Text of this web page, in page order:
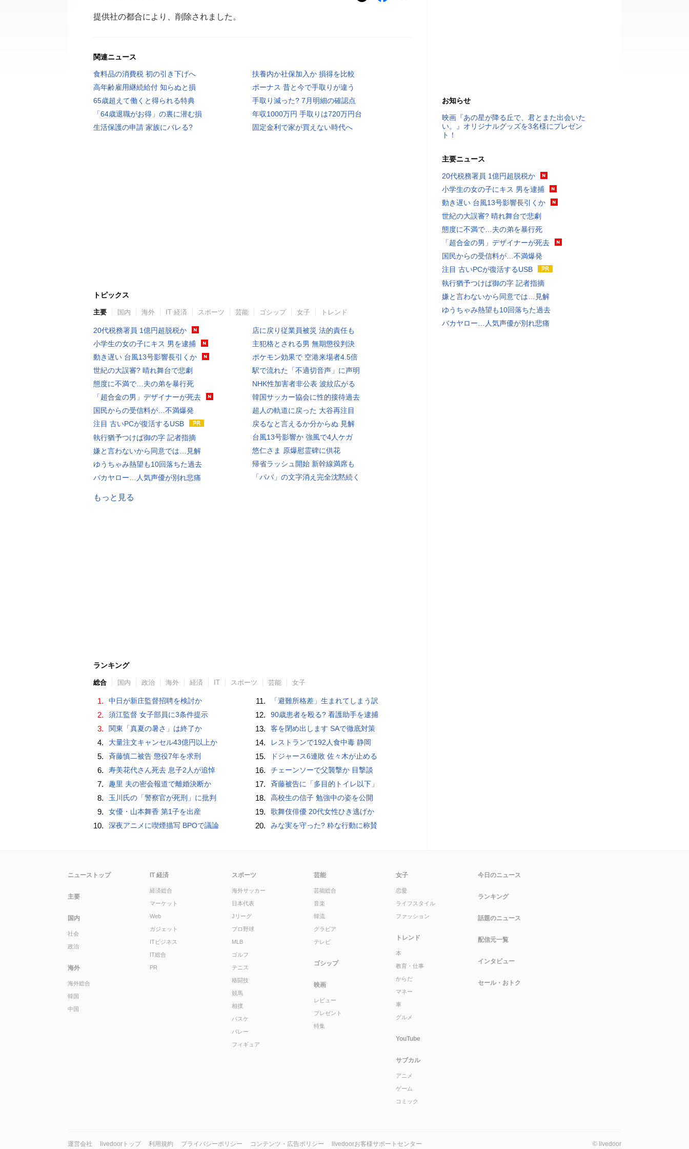
提供社の都合により、削除されました。
関連ニュース
食料品の消費税 初の引き下げへ
扶養内か社保加入か 損得を比較
高年齢雇用継続給付 知らぬと損
ボーナス 昔と今で手取りが違う
65歳超えて働くと得られる特典
手取り減った? 7月明細の確認点
「64歳退職がお得」の裏に潜む損
年収1000万円 手取りは720万円台
生活保護の申請 家族にバレる?
固定金利で家が買えない時代へ
トピックス
主要 国内 海外 IT 経済 スポーツ 芸能 ゴシップ 女子 トレンド
20代税務署員 1億円超脱税か
小学生の女の子にキス 男を逮捕
動き遅い 台風13号影響長引くか
世紀の大誤審? 晴れ舞台で悲劇
態度に不満で…夫の弟を暴行死
「超合金の男」デザイナーが死去
国民からの受信料が…不満爆発
注目 古いPCが復活するUSB
執行猶予つけば御の字 記者指摘
嫌と言わないから同意では…見解
ゆうちゃみ熱望も10回落ちた過去
バカヤロー…人気声優が別れ悲痛
店に戻り従業員被災 法的責任も
主犯格とされる男 無期懲役判決
ポケモン効果で 空港来場者4.5倍
駅で流れた「不適切音声」に声明
NHK性加害者非公表 波紋広がる
韓国サッカー協会に性的接待過去
超人の軌道に戻った 大谷再注目
戻るなと言えるか分からぬ 見解
台風13号影響か 強風で4人ケガ
悠仁さま 原爆慰霊碑に供花
帰省ラッシュ開始 新幹線満席も
「パパ」の文字消え完全沈黙続く
もっと見る
ランキング
総合 国内 政治 海外 経済 IT スポーツ 芸能 女子
1. 中日が新庄監督招聘を検討か
2. 須江監督 女子部員に3条件提示
3. 関東「真夏の暑さ」は終了か
4. 大量注文キャンセル43億円以上か
5. 斉藤慎二被告 懲役7年を求刑
6. 寿美花代さん死去 息子2人が追悼
7. 趣里 夫の密会報道で離婚決断か
8. 玉川氏の「警察官が死刑」に批判
9. 女優・山本舞香 第1子を出産
10. 深夜アニメに喫煙描写 BPOで議論
11. 「避難所格差」生まれてしまう訳
12. 90歳患者を殴る? 看護助手を逮捕
13. 客を閉め出します SAで徹底対策
14. レストランで192人食中毒 静岡
15. ドジャース6連敗 佐々木が止める
16. チェーンソーで父襲撃か 目撃談
17. 斉藤被告に「多目的トイレ以下」
18. 高校生の信子 勉強中の姿を公開
19. 歌舞伎俳優 20代女性ひき逃げか
20. みな実を守った? 粋な行動に称賛
お知らせ
映画『あの星が降る丘で、君とまた出会いた
い。』オリジナルグッズを3名様にプレゼン
ト！
主要ニュース
20代税務署員 1億円超脱税か
小学生の女の子にキス 男を逮捕
動き遅い 台風13号影響長引くか
世紀の大誤審? 晴れ舞台で悲劇
態度に不満で…夫の弟を暴行死
「超合金の男」デザイナーが死去
国民からの受信料が…不満爆発
注目 古いPCが復活するUSB
執行猶予つけば御の字 記者指摘
嫌と言わないから同意では…見解
ゆうちゃみ熱望も10回落ちた過去
バカヤロー…人気声優が別れ悲痛
ニューストップ
主要
国内
社会
政治
海外
海外総合
韓国
中国
IT 経済
経済総合
マーケット
Web
ガジェット
ITビジネス
IT総合
PR
スポーツ
海外サッカー
日本代表
Jリーグ
プロ野球
MLB
ゴルフ
テニス
格闘技
競馬
相撲
バスケ
バレー
フィギュア
芸能
芸能総合
音楽
韓流
グラビア
テレビ
ゴシップ
映画
レビュー
プレゼント
特集
女子
恋愛
ライフスタイル
ファッション
トレンド
本
教育・仕事
からだ
マネー
車
グルメ
YouTube
サブカル
アニメ
ゲーム
コミック
今日のニュース
ランキング
話題のニュース
配信元一覧
インタビュー
セール・おトク
運営会社 livedoorトップ 利用規約 プライバシーポリシー コンテンツ・広告ポリシー livedoorお客様サポートセンター © livedoor